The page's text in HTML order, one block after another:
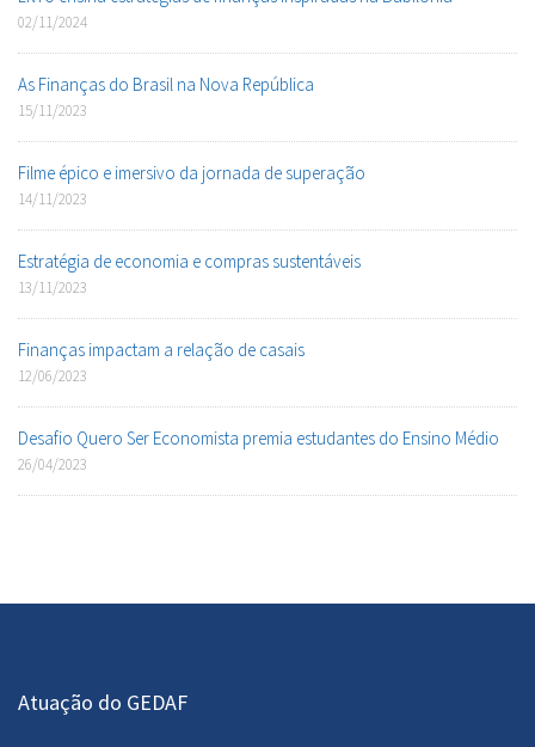
02/11/2024
As Finanças do Brasil na Nova República
15/11/2023
Filme épico e imersivo da jornada de superação
14/11/2023
Estratégia de economia e compras sustentáveis
13/11/2023
Finanças impactam a relação de casais
12/06/2023
Desafio Quero Ser Economista premia estudantes do Ensino Médio
26/04/2023
Atuação do GEDAF